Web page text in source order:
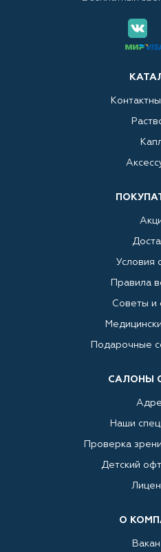
Условия
Правила
Советы и
Подарочные
САЛОНЫ
Наши
Проверка
Детский
О